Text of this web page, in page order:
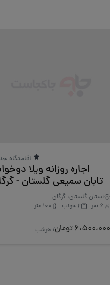
اقامتگاه
اجاره روزانه ویلا
تابان سمیعی گلستان -
استان گلستان، گرگان
6 نفر
2 خواب 100 متر
6،500،000 تومان / هرشب